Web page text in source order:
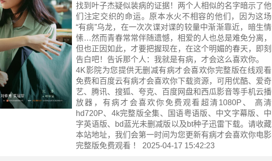
找到叶子杰疑似装病的证据！两个人相似的名字暗示了他
们注定交织的命运。原本水火不相容的他们，因为这场
“有病”乌龙，在一次次谍对谍的较量中渐渐靠近，暗生情
愫…然而青春常常伴随遗憾，相爱的人也总是难免分离，
但也正因如此，才要把握现在，在这个明媚的春天，即刻
告白吧！告诉那个人：我就是有病，才会这么喜欢你。
4K影院为您提供无删减有病才会喜欢你完整版在线观看
免费和百度云有病才会喜欢你下载资源，可用优酷、爱奇
艺、腾讯、搜狐、夸克、百度网盘和西瓜影音等手机云播
放器，有病才会喜欢你免费观看超清1080P、 高清
hd720P、4k完整版全集、国语粤语版、中文字幕版、中
字英语版、bd蓝光未删减版以及bt种子迅雷下载。请收藏
本站地址，我们会第一时间为您更新有病才会喜欢你电影
完整版免费观看 ！ 2025-04-17 15:42:23